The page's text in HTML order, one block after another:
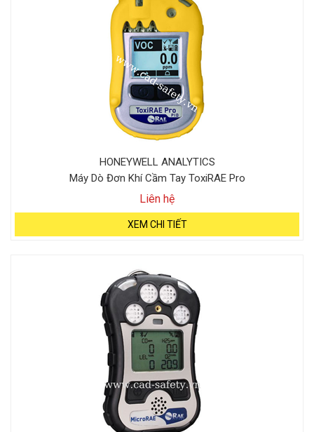
HONEYWELL ANALYTICS
Máy Dò Đơn Khí Cầm Tay ToxiRAE Pro
Liên hệ
XEM CHI TIẾT